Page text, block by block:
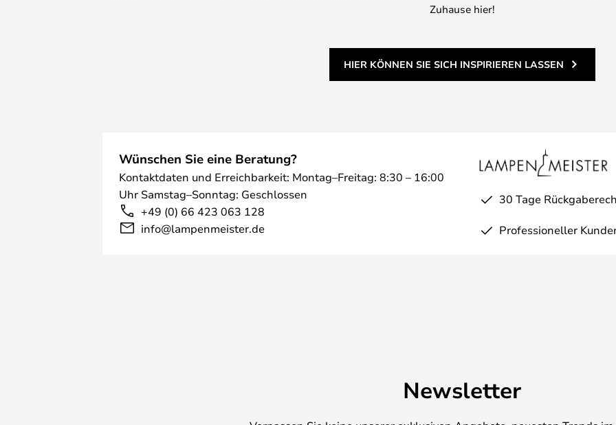
Zuhause hier!
HIER KÖNNEN SIE SICH INSPIRIEREN LASSEN
Wünschen Sie eine Beratung?
Kontaktdaten und Erreichbarkeit: Montag–Freitag: 8:30 – 16:00
Uhr Samstag–Sonntag: Geschlossen
+49 (0) 66 423 063 128
info@lampenmeister.de
30 Tage
Professioneller
Newsletter